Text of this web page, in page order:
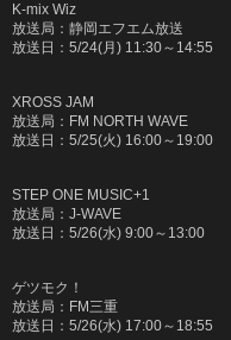
K-mix Wiz
放送局：静岡エフエム放送
放送日： 5/24(月 ) 11:30～ 14:55
XROSS JAM
放送局： FM NORTH WAVE
放送日： 5/25(火) 16:00～ 19:00
STEP ONE MUSIC+1
放送局： J-WAVE
放送日： 5/26(水) 9:00～ 13:00
ゲツモク！
放送局： FM三重
放送日： 5/26(水) 17:00～ 18:55